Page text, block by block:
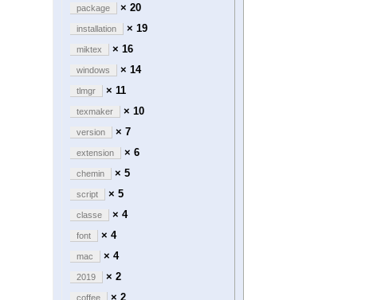
package × 20
installation × 19
miktex × 16
windows × 14
tlmgr × 11
texmaker × 10
version × 7
extension × 6
chemin × 5
script × 5
classe × 4
font × 4
mac × 4
2019 × 2
coffee × 2